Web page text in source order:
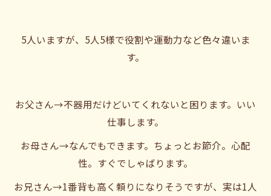
5人いますが、5人5様で役割や運動力など色々違いま
す。
お父さん→不器用だけどいてくれないと困ります。いい
仕事します。
お母さん→なんでもできます。ちょっとお節介。心配
性。すぐでしゃばります。
お兄さん→1番背も高く頼りになりそうですが、実は1人